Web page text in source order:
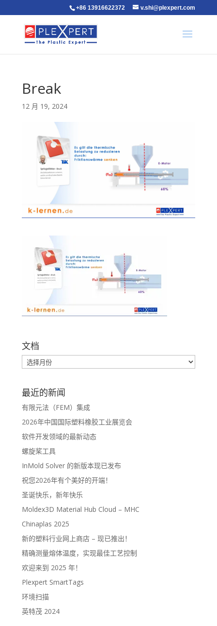
+86 13916622372 v.shi@plexpert.com
Break
12 月 19, 2024
文档
最近的新闻
有限元法（FEM）集成
2026年中国国际塑料橡胶工业展览会
软件开发领域的最新动态
螺旋桨工具
InMold Solver 的新版本现已发布
祝您2026年有个美好的开端！
圣诞快乐，新年快乐
Moldex3D Material Hub Cloud – MHC
Chinaplas 2025
新的塑料行业网上商店 – 现已推出！
精确测量熔体温度，实现最佳工艺控制
欢迎来到 2025 年！
Plexpert SmartTags
环境扫描
英特茂 2024